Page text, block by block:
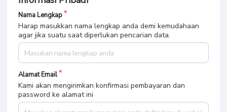
Nama Lengkap
Harap masukkan nama lengkap anda demi kemudahaan
agar jika suatu saat diperlukan pencarian data.
Alamat Email
Kami akan mengirimkan konfirmasi pembayaran dan
password ke alamat ini